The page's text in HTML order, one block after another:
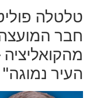
טלטלה
חבר
העיר נמוגה"